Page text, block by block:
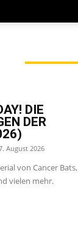
DIE
DER
August 2026
von Cancer Bats,
vielen mehr.